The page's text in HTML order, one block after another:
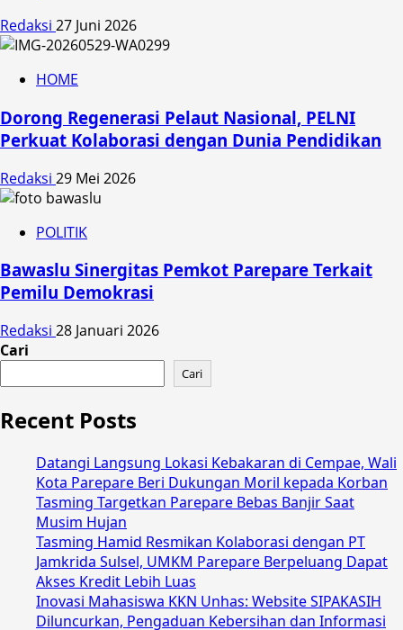
Redaksi 27 Juni 2026
HOME
Dorong Regenerasi Pelaut Nasional, PELNI
Perkuat Kolaborasi dengan Dunia Pendidikan
Redaksi 29 Mei 2026
POLITIK
Bawaslu Sinergitas Pemkot Parepare Terkait
Pemilu Demokrasi
Redaksi 28 Januari 2026
Cari
Cari
Recent Posts
Datangi Langsung Lokasi Kebakaran di Cempae, Wali
Kota Parepare Beri Dukungan Moril kepada Korban
Tasming Targetkan Parepare Bebas Banjir Saat
Musim Hujan
Tasming Hamid Resmikan Kolaborasi dengan PT
Jamkrida Sulsel, UMKM Parepare Berpeluang Dapat
Akses Kredit Lebih Luas
Inovasi Mahasiswa KKN Unhas: Website SIPAKASIH
Diluncurkan, Pengaduan Kebersihan dan Informasi